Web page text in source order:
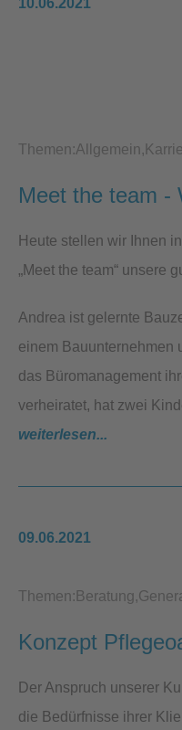
10.06.2021
Themen:Allgemein
Meet the team -
Heute stellen wir Ihnen
„Meet the team“ unsere
Andrea ist gelernte
einem Bauunternehmen
das Büromanagement
verheiratet, hat zwei
weiterlesen...
09.06.2021
Themen: Beratung
Konzept
Der Anspruch unserer
die Bedürfnisse ihrer